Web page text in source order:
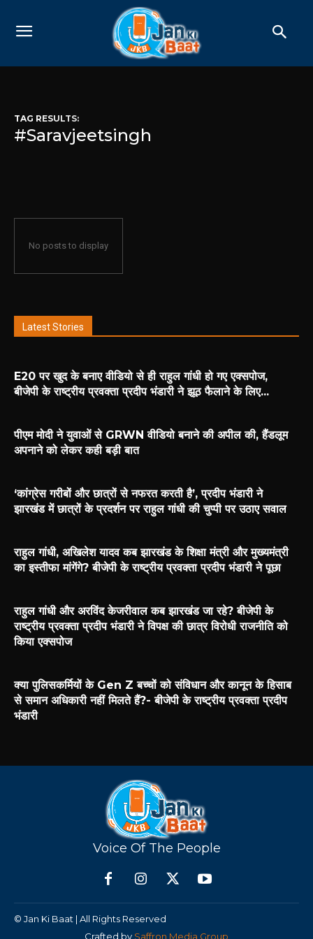
TAG RESULTS:
#Saravjeetsingh
No posts to display
Latest Stories
E20 पर खुद के बनाए वीडियो से ही राहुल गांधी हो गए एक्सपोज,
बीजेपी के राष्ट्रीय प्रवक्ता प्रदीप भंडारी ने झूठ फैलाने के लिए...
पीएम मोदी ने युवाओं से GRWN वीडियो बनाने की अपील की, हैंडलूम
अपनाने को लेकर कही बड़ी बात
‘कांग्रेस गरीबों और छात्रों से नफरत करती है’, प्रदीप भंडारी ने
झारखंड में छात्रों के प्रदर्शन पर राहुल गांधी की चुप्पी पर उठाए सवाल
राहुल गांधी, अखिलेश यादव कब झारखंड के शिक्षा मंत्री और मुख्यमंत्री
का इस्तीफा मांगेंगे? बीजेपी के राष्ट्रीय प्रवक्ता प्रदीप भंडारी ने पूछा
राहुल गांधी और अरविंद केजरीवाल कब झारखंड जा रहे? बीजेपी के
राष्ट्रीय प्रवक्ता प्रदीप भंडारी ने विपक्ष की छात्र विरोधी राजनीति को
किया एक्सपोज
क्या पुलिसकर्मियों के Gen Z बच्चों को संविधान और कानून के हिसाब
से समान अधिकारी नहीं मिलते हैं?- बीजेपी के राष्ट्रीय प्रवक्ता प्रदीप
भंडारी
Voice Of The People
© Jan Ki Baat | All Rights Reserved
Crafted by Saffron Media Group